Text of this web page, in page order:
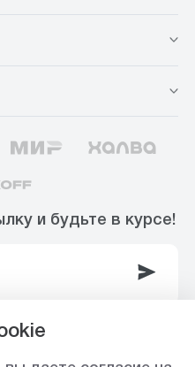
и будьте в курсе!